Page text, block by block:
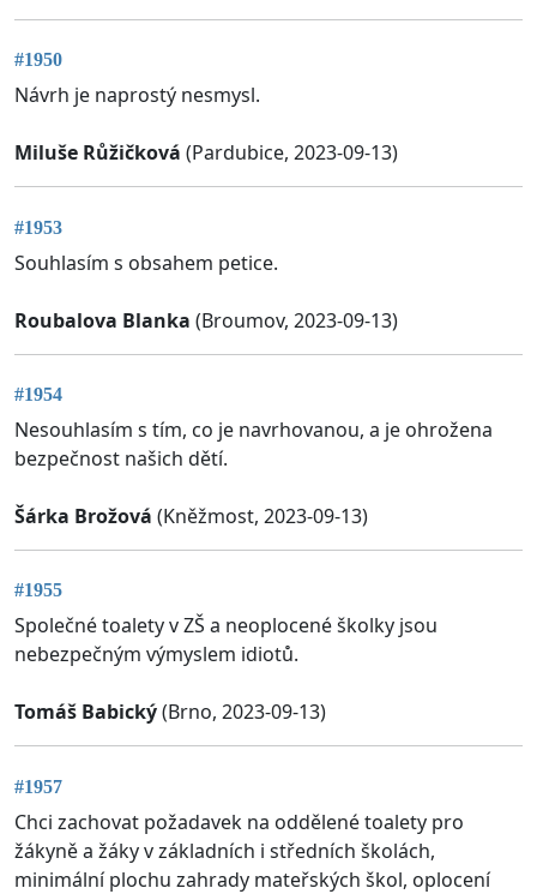
#1950
Návrh je naprostý nesmysl.
Miluše Růžičková (Pardubice, 2023-09-13)
#1953
Souhlasím s obsahem petice.
Roubalova Blanka (Broumov, 2023-09-13)
#1954
Nesouhlasím s tím, co je navrhovanou, a je ohrožena
bezpečnost našich dětí.
Šárka Brožová (Kněžmost, 2023-09-13)
#1955
Společné toalety v ZŠ a neoplocené školky jsou
nebezpečným výmyslem idiotů.
Tomáš Babický(Brno, 2023-09-13)
#1957
Chci zachovat požadavek na oddělené toalety pro
žákyně a žáky v základních i středních školách,
minimální plochu zahrady mateřských škol, oplocení